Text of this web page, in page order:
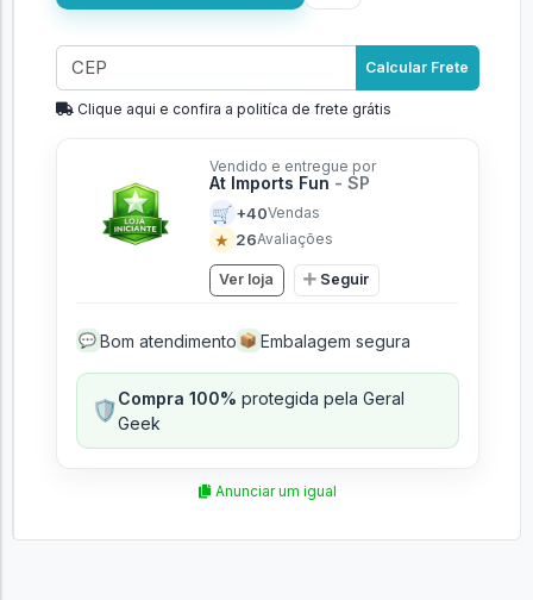
Calcular Frete
Clique aqui e confira a politíca de frete grátis
Vendido e entregue por
At Imports Fun - SP
🛒 +40Vendas
★ 26Avaliações
Ver loja Seguir
💬 Bom atendimento 📦 Embalagem segura
🛡️Compra 100% protegida pela Geral
Geek
Anunciar um igual